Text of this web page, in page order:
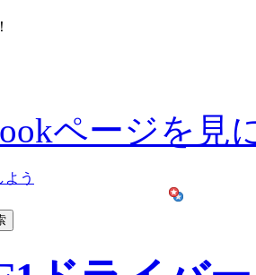
ページを見
よう